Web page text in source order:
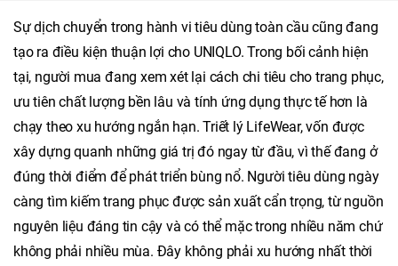
Sự dịch chuyển trong hành vi tiêu dùng toàn cầu cũng đang
tạo ra điều kiện thuận lợi cho UNIQLO. Trong bối cảnh hiện
tại, người mua đang xem xét lại cách chi tiêu cho trang phục,
ưu tiên chất lượng bền lâu và tính ứng dụng thực tế hơn là
chạy theo xu hướng ngắn hạn. Triết lý LifeWear, vốn được
xây dựng quanh những giá trị đó ngay từ đầu, vì thế đang ở
đúng thời điểm để phát triển bùng nổ. Người tiêu dùng ngày
càng tìm kiếm trang phục được sản xuất cẩn trọng, từ nguồn
nguyên liệu đáng tin cậy và có thể mặc trong nhiều năm chứ
không phải nhiều mùa. Đây không phải xu hướng nhất thời